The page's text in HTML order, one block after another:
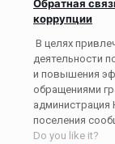
Обратная
коррупции
В целях
деятельности
и повышения
обращениями
администрация
поселения
Do you like it?